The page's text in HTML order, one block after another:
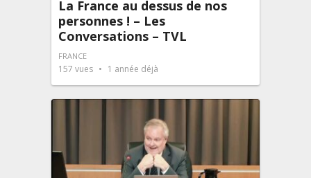
La France au dessus de nos
personnes ! – Les
Conversations – TVL
FRANCE
157 vues 1 année déjà